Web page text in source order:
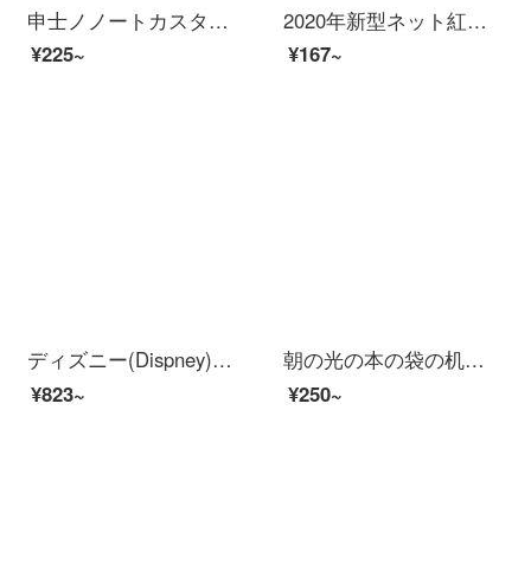
申士ノノートカスタマイズa 5皮革プリントの表紙捺印簡単事務メモ帳ビジネスb 5厚い業務メモ帳会議本はペン文房具のオフィス用品の深い青色B 5を挿すことができます。
¥225~
2020年新型ネット紅ページケス小学生シンプルで可愛い大容量女子文具箱中学生ins日系ファッション韓国高顔値天女少女鉛筆箱文具小熊（懐中時計タイプ）ピンク
¥167~
ディズニー(Dispney)小学生カバン女子児童カバン1-3-4-6年生プレゼント大容量マイナス多层姫グラデーション双肩包DB 96376ピンクブルー冷蔵库モデル(3年生-中学)
¥823~
朝の光の本の袋の机は学生の机を収めて袋の側を掛けて物棚を掛けて本の袋の神器の本の高校生を置いて本の多機能を放します韓国の大容量の書立の中学生の机の辺を掛けて黒色の10格を持ちます【防水の牛津布】
¥250~